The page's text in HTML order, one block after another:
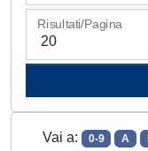
Risultati/Pagina
Vai a: 0-9 A